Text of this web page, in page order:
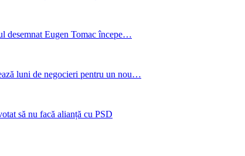
desemnat Eugen Tomac începe…
luni de negocieri pentru un nou…
să nu facă alianță cu PSD